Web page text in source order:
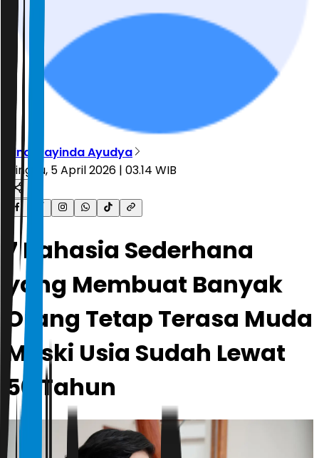
Vindi Rayinda Ayudya
Minggu, 5 April 2026 | 03.14 WIB
7 Rahasia Sederhana
yang Membuat Banyak
Orang Tetap Terasa Muda
Meski Usia Sudah Lewat
50 Tahun